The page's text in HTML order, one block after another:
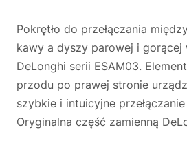
Pokrętło do przełączania
kawy a dyszy parowej i gorącej
DeLonghi serii ESAM03.
przodu po prawej stronie
szybkie i intuicyjne
Oryginalna część zamienną